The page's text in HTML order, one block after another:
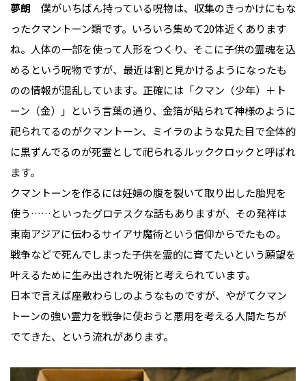
夢朗 僕がいちばん持っている呪物は、収集のきっかけにもな
ったクマントーン類です。いろいろ集めて20体近くあります
ね。人体の一部を使って人形をつくり、そこに子供の霊魂を込
めるという呪物ですが、最近は割と見かけるようになったも
のの情報が混乱しています。正確には「クマン（少年）＋ト
ーン（金）」という言葉の通り、金箔が貼られて神様のように
祀られてるのがクマントーン、ミイラのような見た目で全体的
に黒ずんでるのが死霊として祀られるルッククロックと呼ばれ
ます。
クマントーンを作るには妊婦の腹を裂いて取り出した胎児を
使う……といったグロテスクな話もありますが、その発祥は
東南アジアに伝わるサイアサ魔術という信仰からでたもの。
戦争などで死んでしまった子供を霊的に育てたいという願望を
叶えるために生み出された呪術と考えられています。
日本で言えば座敷わらしのようなものですが、やがてクマン
トーンの強い霊力を戦争に使おうと悪用を考える人間たちが
でてきた、という流れがあります。